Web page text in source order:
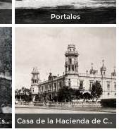
Portales
Edificio principal de la Escuela Nacional de Agricultura. Chapingo, México Casa de la Hacienda de Chapingo